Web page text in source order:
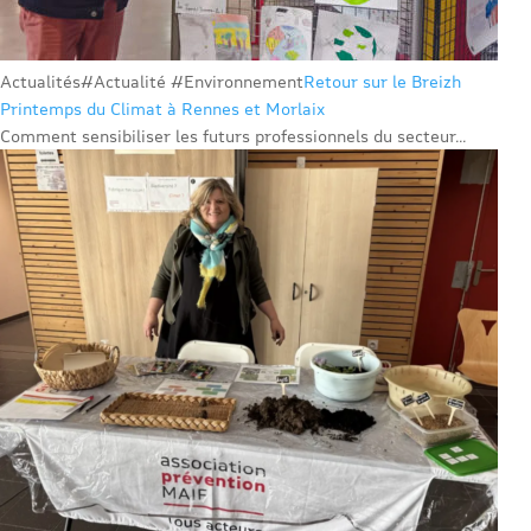
Actualités#Actualité #EnvironnementRetour sur le Breizh
Printemps du Climat à Rennes et Morlaix
Comment sensibiliser les futurs professionnels du secteur...